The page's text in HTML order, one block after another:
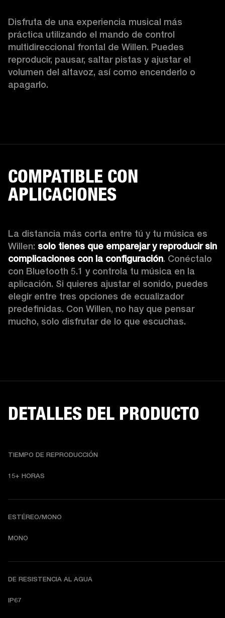
Disfruta de una experiencia musical más
práctica utilizando el mando de control
multidireccional frontal de Willen. Puedes
reproducir, pausar, saltar pistas y ajustar el
volumen del altavoz, así como encenderlo o
apagarlo.
COMPATIBLE CON
APLICACIONES
La distancia más corta entre tú y tu música es
Willen: solo tienes que emparejar y reproducir sin
complicaciones con la configuración. Conéctalo
con Bluetooth 5.1 y controla tu música en la
aplicación. Si quieres ajustar el sonido, puedes
elegir entre tres opciones de ecualizador
predefinidas. Con Willen, no hay que pensar
mucho, solo disfrutar de lo que escuchas.
DETALLES DEL PRODUCTO
TIEMPO DE REPRODUCCIÓN
15+ HORAS
ESTÉREO/MONO
MONO
DE RESISTENCIA AL AGUA
IP67